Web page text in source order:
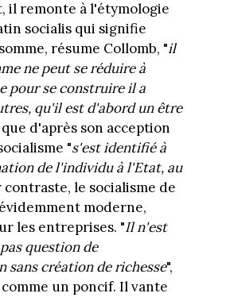
il remonte à l'étymologie
socialis qui signifie
résume Collomb, "il
ne peut se réduire à
pour se construire il a
qu'il est d'abord un être
que d'après son acception
"s'est identifié à
de l'individu à l'Etat, au
contraste, le socialisme de
moderne,
les entreprises. "Il n'est
question de
création de richesse",
un poncif. Il vante